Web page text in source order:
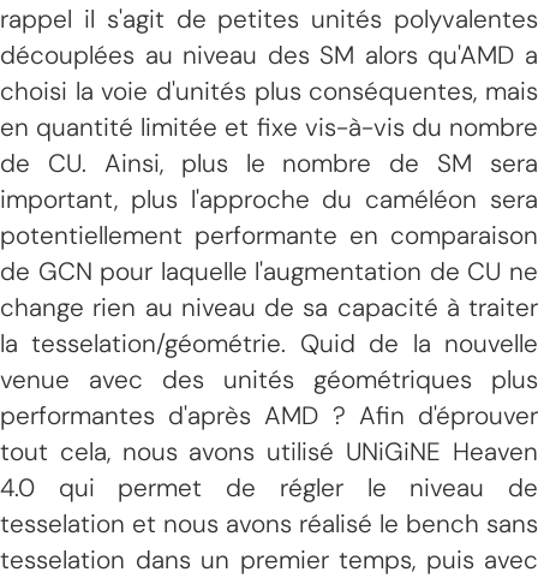
rappel il s'agit de petites unités polyvalentes
découplées au niveau des SM alors qu'AMD a
choisi la voie d'unités plus conséquentes, mais
en quantité limitée et fixe vis-à-vis du nombre
de CU. Ainsi, plus le nombre de SM sera
important, plus l'approche du caméléon sera
potentiellement performante en comparaison
de GCN pour laquelle l'augmentation de CU ne
change rien au niveau de sa capacité à traiter
la tesselation/géométrie. Quid de la nouvelle
venue avec des unités géométriques plus
performantes d'après AMD ? Afin d'éprouver
tout cela, nous avons utilisé UNiGiNE Heaven
4.0 qui permet de régler le niveau de
tesselation et nous avons réalisé le bench sans
tesselation dans un premier temps, puis avec